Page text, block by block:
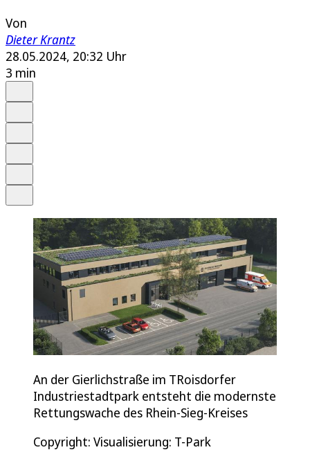
Von
Dieter Krantz
28.05.2024, 20:32 Uhr
3 min
An der Gierlichstraße im TRoisdorfer
Industriestadtpark entsteht die modernste
Rettungswache des Rhein-Sieg-Kreises
Copyright: Visualisierung: T-Park